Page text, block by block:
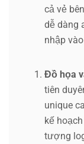
cả vẻ
dễ dàng
nhập
Đồ họa
tiên
unique
kế
tượng